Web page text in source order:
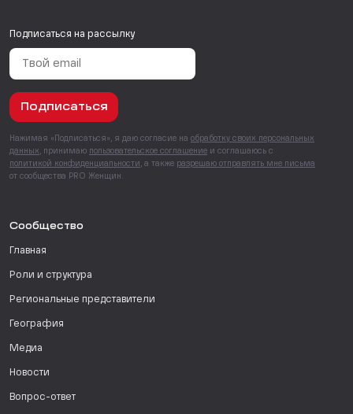
Подписаться на рассылку
Подписаться
Нажимая «Подписаться», я даю согласие на обработку своих персональных
данных , принимаю пользовательское соглашение и соглашаюсь с
политикой конфиденциальности , а также разрешаю отправлять мне письма
от сообщества PRO Женщин.
Сообщество
Главная
Роли и структура
Региональные представители
География
Медиа
Новости
Вопрос-ответ